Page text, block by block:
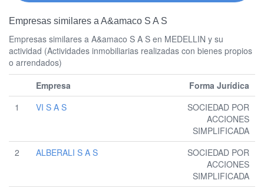
Empresas similares a A&amaco S A S
Empresas similares a A&amaco S A S en MEDELLIN y su
actividad (Actividades inmobiliarias realizadas con bienes propios
o arrendados)
Empresa
Forma Jurídica
1
VI S A S
SOCIEDAD POR
ACCIONES
SIMPLIFICADA
2
ALBERALI S A S
SOCIEDAD POR
ACCIONES
SIMPLIFICADA